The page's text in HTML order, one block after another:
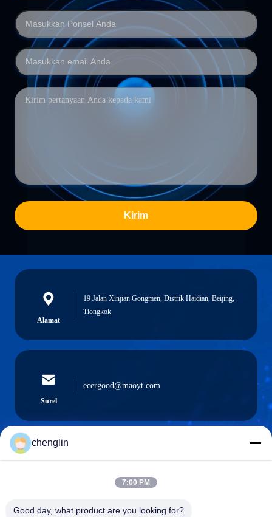
Kirim
Alamat
19 Jalan Xinjian Gongmen, Distrik Haidian, Beijing,
Tiongkok
Surel
ecergood@maoyt.com
chenglin
7:00 PM
Good day, what product are you looking for?